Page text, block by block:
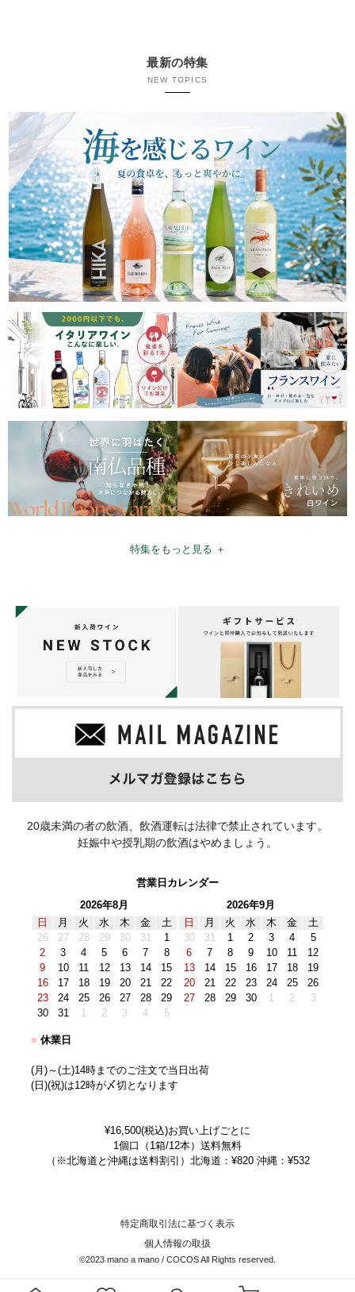
最新の特集
NEW TOPICS
特集をもっと見る ＋
20歳未満の者の飲酒、飲酒運転は法律で禁止されています。
妊娠中や授乳期の飲酒はやめましょう。
営業日カレンダー
2026年8月
日
月 火 水 木 金
土
26
27 28 29 30 31
1
2
3 4 5 6 7
8
9
10 11 12 13 14
15
16
17 18 19 20 21
22
23
24 25 26 27 28
29
30
31 1 2 3 4 5
2026年9月
日
月 火 水 木 金
土
30
31 1 2 3 4
5
6
7 8 9 10 11
12
13
14 15 16 17 18
19
20
21 22 23 24 25
26
27
28 29 30 1 2 3
■ 休業日
(月)～(土)14時までのご注文で当日出荷
(日)(祝)は12時が〆切となります
¥16,500(税込)お買い上げごとに
1個口（1箱/12本）送料無料
（※北海道と沖縄は送料割引）北海道：¥820 沖縄：¥532
特定商取引法に基づく表示
個人情報の取扱
©2023 mano a mano / COCOS All Rights reserved.